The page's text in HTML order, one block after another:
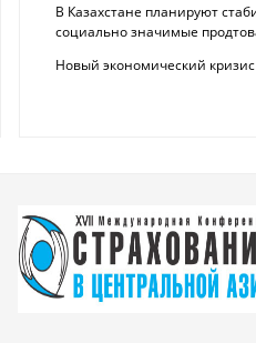
В Казахстане планируют
социально значимые
Новый экономический